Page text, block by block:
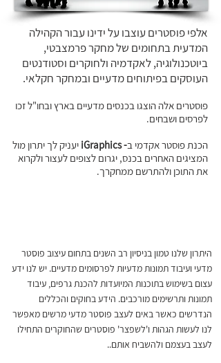
אלפי פוסטרים עוצבו על ידינו עבור הקהילה
המדעית בתחומים של מחקר פרמצבטי,
ביוטכנולוגיה, לאקדמיה ולחוקרים וסטודנטים
העוסקים בפיתוחים מדעיים ובמחקר חקלאי.
פוסטרים אלה הוצגו בכנסים מדעיים בארץ ובחו"ל זכו
לפרסים ושבחים.
הכנת פוסטר אקדמי ב- iGraphics
יעניק לך יתרון מול
המציגים האחרים בכנס, יגרום לצופים לעצור ולקרוא
את התוכן ולהתרשם ממחקרך.
היתרון שלנו טמון בניסיון רב השנים בתחום עיצוב פוסטר
מדעי ועיבוד תמונות מדעיות לפרסומים מדעיים. יש לנו ידע
עצום בשימוש בתוכנות המיועדות להכנת גרפים, עיבוד
תמונות ותרשימים מורכבים. הידע בחוקים והכללים
הנדרשים כאשר באים לעצב פוסטר מדעי מרשים מאפשר
לנו לעשות הגהות ו'לשפצר' פוסטרים שהחוקרים התחילו
לעצב בעצמם ולהשביח אותם..